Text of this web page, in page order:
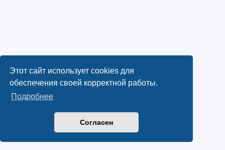
Этот сайт использует cookies для
обеспечения своей корректной работы.
Подробнее
Согласен